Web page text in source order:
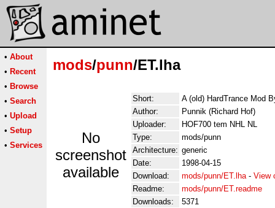
• About
• Recent
• Browse
• Search
• Upload
• Setup
• Services
mods/punn/ET.lha
No
screenshot
available
Short:
A (old) HardTrance Mod
Author:
Punnik (Richard Hof)
Uploader:
HOF700 tem NHL NL
Type:
mods/punn
Architecture: generic
Date:
1998-04-15
Download:
mods/punn/ET.lha- View
Readme:
mods/punn/ET.readme
Downloads:
5371